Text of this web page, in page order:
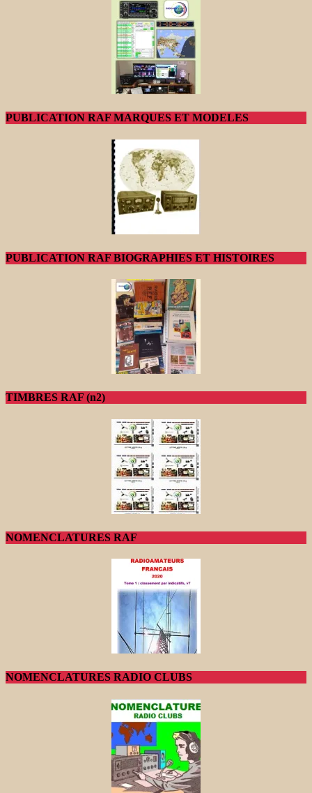
PUBLICATION RAF MARQUES ET MODELES
PUBLICATION RAF BIOGRAPHIES ET HISTOIRES
TIMBRES RAF (n2)
NOMENCLATURES RAF
NOMENCLATURES RADIO CLUBS